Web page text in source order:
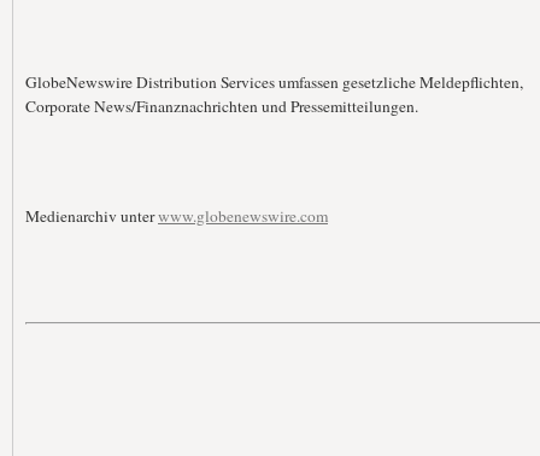
GlobeNewswire Distribution Services umfassen gesetzliche Meldepflichten,
Corporate News/Finanznachrichten und Pressemitteilungen.
Medienarchiv unterwww.globenewswire.com